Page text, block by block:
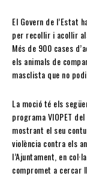
El Govern de l’Estat
per recollir i acollir
Més de 900 cases
els animals de
masclista que no
La moció té els
programa VIOPET
mostrant el seu
violència contra els
l’Ajuntament, en
compromet a cercar